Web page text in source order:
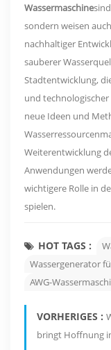
Wassermaschine
sondern weisen
nachhaltiger
sauberer
Stadtentwicklung,
und
neue Ideen und
Weiterentwicklung
Anwendungen
wichtigere Rolle in
spielen.
HOT TAGS :
Wassergenerator
AWG-
VORHERIGES :
bringt Hoffnung